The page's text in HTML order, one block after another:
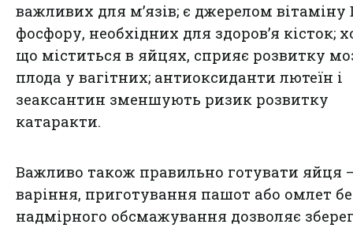
важливих для м’язів; є джерелом вітаміну
фосфору, необхідних для здоров’я кісток;
що міститься в яйцях, сприяє розвитку
плода у вагітних; антиоксиданти лютеїн і
зеаксантин зменшують ризик розвитку
катаракти.
Важливо також правильно готувати яйця
варіння, приготування пашот або омлет
надмірного обсмажування дозволяє